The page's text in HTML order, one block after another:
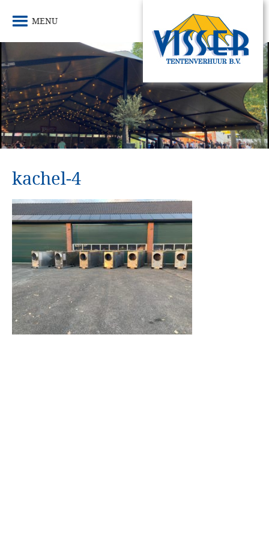
kachel-4
MENU